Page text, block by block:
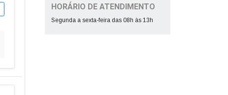
HORÁRIO DE ATENDIMENTO
Segunda a sexta-feira das 08h às 13h